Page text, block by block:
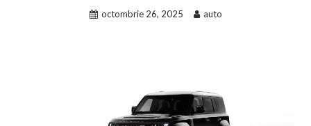
octombrie 26, 2025 auto